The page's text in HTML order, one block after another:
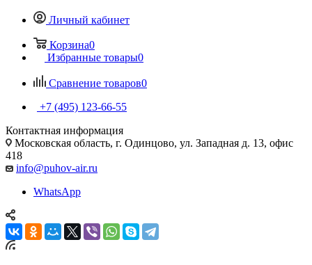
Личный кабинет
Корзина0
Избранные товары0
Сравнение товаров0
+7 (495) 123-66-55
Контактная информация
Московская область, г. Одинцово, ул. Западная д. 13, офис
418
info@puhov-air.ru
WhatsApp